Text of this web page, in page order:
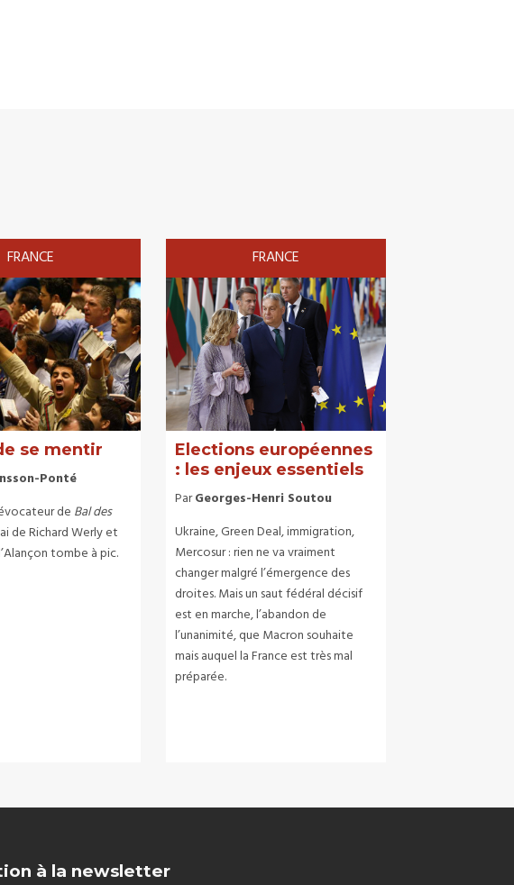
FRANCE
se mentir
Ponté
de Bal des
de Richard Werly et
tombe à pic.
FRANCE
Elections européennes
: les enjeux essentiels
ParGeorges-Henri Soutou
Ukraine, Green Deal, immigration,
Mercosur : rien ne va vraiment
changer malgré l’émergence des
droites. Mais un saut fédéral décisif
est en marche, l’abandon de
l’unanimité, que Macron souhaite
mais auquel la France est très mal
préparée.
à la newsletter